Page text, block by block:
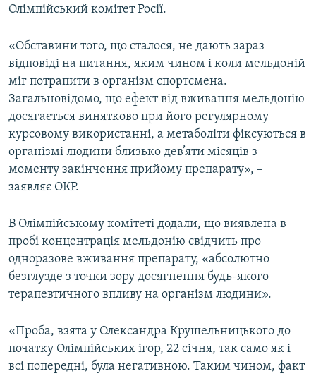
Олімпійський комітет Росії.
«Обставини того, що сталося, не дають зараз
відповіді на питання, яким чином і коли мельдоній
міг потрапити в організм спортсмена.
Загальновідомо, що ефект від вживання мельдонію
досягається винятково при його регулярному
курсовому використанні, а метаболіти фіксуються в
організмі людини близько дев’яти місяців з
моменту закінчення прийому препарату», –
заявляє ОКР.
В Олімпійському комітеті додали, що виявлена в
пробі концентрація мельдонію свідчить про
одноразове вживання препарату, «абсолютно
безглузде з точки зору досягнення будь-якого
терапевтичного впливу на організм людини».
«Проба, взята у Олександра Крушельницького до
початку Олімпійських ігор, 22 січня, так само як і
всі попередні, була негативною. Таким чином, факт